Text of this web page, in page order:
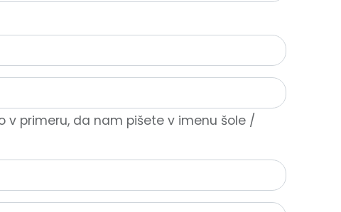
v primeru, da nam pišete v imenu šole /